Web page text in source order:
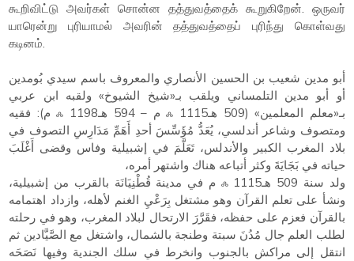
கூறிவிட்டு அவர்கள் சொன்ன தத்துவத்தைக் கூறுகிறேன். ஒருவர்
யாரென்று புரியாமல் அவரின் தத்துவத்தைப் புரிந்து கொள்வது
கடினம்.
أبو مدين شعيب بن الحسين الأنصاري والمعروف باسم سيدي بُومدين
أو أبو مدين التلمساني ويلقب بـ«شيخ الشيوخ» ولقبه ابن عربي
بـ«معلم المعلمين» (509 هـஃ 1115 م – 594 هـஃ 1198 م): فقيه
ومتصوف وشاعر أندلسي، يُعَدُّ مُؤَسِّسَ أحدِ أَهَمِّ مَدَارِسِ التصوف في
بلاد المغرب الكبير والأندلس، تَعَلَّمَ في إشبيلية وفاس وقضى أَغْلَبَ
حياته في بَجَايَةَ وكثر أتباعه هناك واشتهر أمره،
ولد سنة 509 هـஃ 1115 م في مدينة قُطْنِيَانَة بالقرب من إشبيلية،
ونشأ على تعلم القرآن وهو مشتغل بِرَعْيِ الغنم لأهله، وازداد اهتمامه
بالقرآن فعزم على حفظه، فقَرَّرَ الارتحال لبلاد المغرب، وهو في رحلته
لطلب العلم جال مُدُنَ سبتة وطنجة بالشمال، واشتغل مع الصَّيَّادين ثم
انتقل إلى مراكش بالجنوب وانخرط في سلك الجندية وفيها نَصَحَه